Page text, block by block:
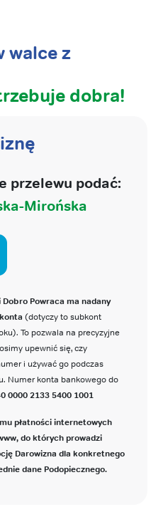
walce z
dobra!
przelewu podać:
Mirońska
Powraca ma nadany
(dotyczy to subkont
To pozwala na precyzyjne
upewnić się, czy
i używać go podczas
Numer konta bankowego do
0000 2133 5400 1001
płatności internetowych
do których prowadzi
Darowizna dla konkretnego
dane Podopiecznego.